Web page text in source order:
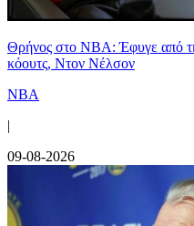
Θρήνος στο NBA: Έφυγε από
κόουτς, Ντον Νέλσον
NBA
|
09-08-2026